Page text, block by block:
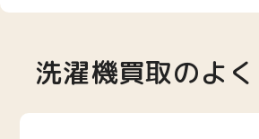
洗濯機買取のよ